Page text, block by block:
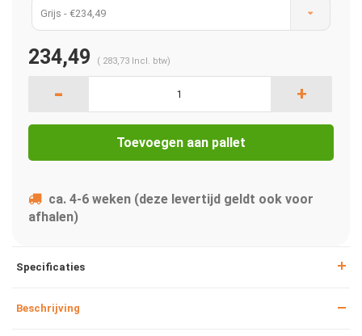
Grijs - €234,49
234,49 ( 283,73 Incl. btw)
- +
Toevoegen aan pallet
ca. 4-6 weken (deze levertijd geldt ook voor
afhalen)
Specificaties
Beschrijving